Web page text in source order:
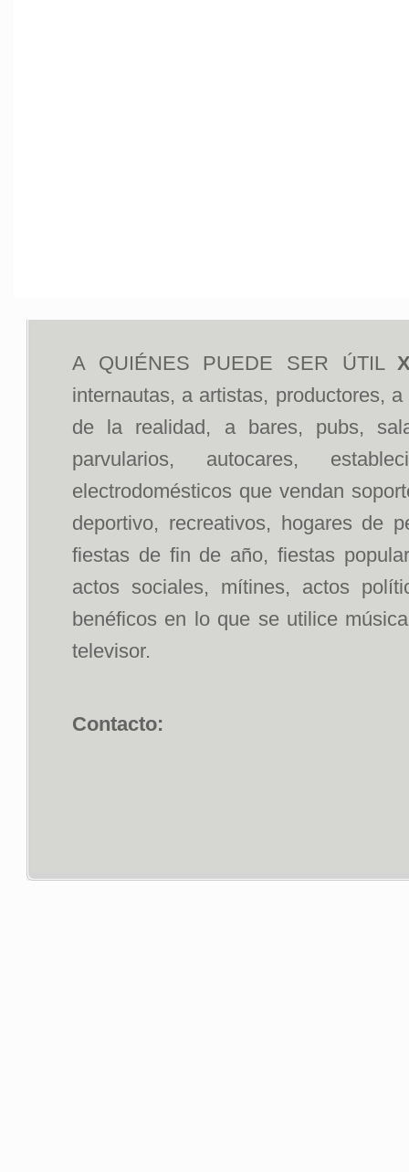
A QUIÉNES PUEDE SER ÚTIL
internautas, a artistas, productores,
de la realidad, a bares, pubs,
parvularios, autocares,
electrodomésticos que vendan
deportivo, recreativos, hogares de
fiestas de fin de año, fiestas
actos sociales, mítines, actos
benéficos en lo que se utilice
televisor.
Contacto: